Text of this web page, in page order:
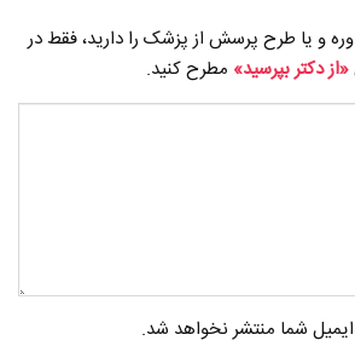
و یا طرح پرسش از پزشک را دارید، فقط در
«از دکتر بپرسید» مطرح کنید.
شما منتشر نخواهد شد.